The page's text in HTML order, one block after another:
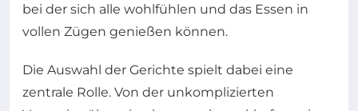
bei der sich alle wohlfühlen und das Essen in
vollen Zügen genießen können.
Die Auswahl der Gerichte spielt dabei eine
zentrale Rolle. Von der unkomplizierten